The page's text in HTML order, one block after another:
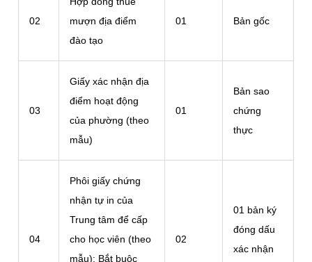
02
mượn địa điểm
đào tạo
01 Bản gốc
03
Giấy xác nhận địa
điểm hoạt động
của phường (theo
mẫu)
01
Bản sao
chứng
thực
04
Phôi giấy chứng
nhận tự in của
Trung tâm để cấp
cho học viên (theo
mẫu): Bắt buộc
02
01 bản ký
đóng dấu
xác nhận